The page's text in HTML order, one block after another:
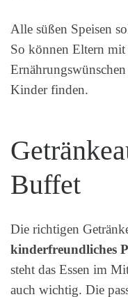
Alle süßen Speisen
So können Eltern
Kinder finden.
Buffet
Die richtigen
kinderfreundliches
steht das Essen im
auch wichtig. Die